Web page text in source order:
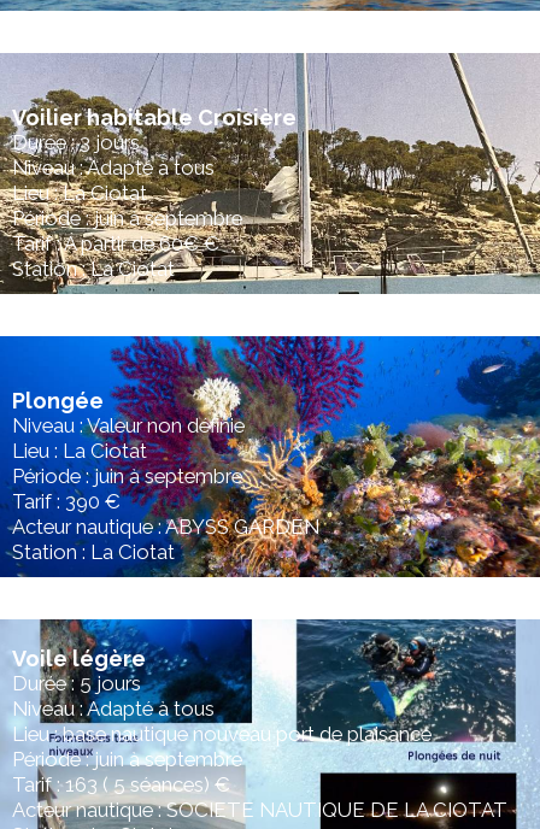
Voilier habitable Croisière
Durée : 3 jours
Niveau : Adapté à tous
Lieu : La Ciotat
Période : juin à septembre
Tarif : A partir de 60€ €
Station : La Ciotat
Plongée
Niveau : Valeur non définie
Lieu : La Ciotat
Période : juin à septembre
Tarif : 390 €
Acteur nautique : ABYSS GARDEN
Station : La Ciotat
Voile légère
Durée : 5 jours
Niveau : Adapté à tous
Lieu : base nautique nouveau port de plaisance
Période : juin à septembre
Tarif : 163 ( 5 séances) €
Acteur nautique : SOCIETE NAUTIQUE DE LA CIOTAT